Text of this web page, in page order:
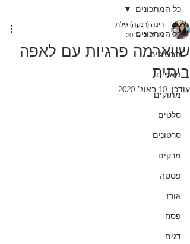
כל המתכונים
תבשילים
מאפים
מתוקים
סלטים
סרטונים
מרקים
פסטה
אורז
פסח
דגים
כל המתכונים
שווארמה פרגיות עם לאפה
ביתית
רינה (רנקה) גילת
27 ביולי 2019
עודכן: 10 באוג׳ 2020